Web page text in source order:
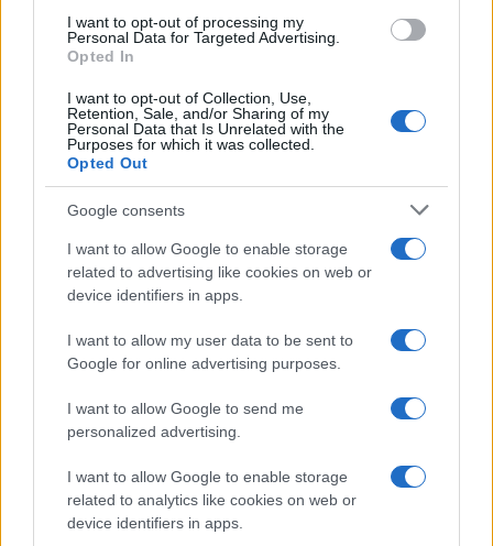
I want to opt-out of processing my
Personal Data for Targeted Advertising.
Opted In
I want to opt-out of Collection, Use,
Retention, Sale, and/or Sharing of my
Personal Data that Is Unrelated with the
Purposes for which it was collected.
Opted Out
Google consents
I want to allow Google to enable storage
related to advertising like cookies on web or
device identifiers in apps.
I want to allow my user data to be sent to
Google for online advertising purposes.
I want to allow Google to send me
personalized advertising.
I want to allow Google to enable storage
related to analytics like cookies on web or
device identifiers in apps.
koje to remete da stavimo na mjesto gdje im
pripada", naglasio je Minić.
On je naveo da su ljudi koalicije koji su bili u
biračkim odborima omalovažavani, proganjani da su
krali izbore, da su nešto namještali, te da je to sve
nakon pobjede promijenjeno.
Prema njegovim riječima, sada je jasno da je
međunarodna zajednica kontaminirala ovaj politički
prostor putem Christiana Schmidta, te da se živi u
jednoj nezdravoj sredini, zbog čega se morala
On je napomenuo da je putem Schmidta instalirano
mnogo negativnih stvari u BiH, te napomenuo da
Sud i Tužilaštvo BiH "kažnjavaju nekoga zato što je
"To se ne dešava, naravno, u FBiH. Ne dešava se ni
kada čujemo rafale na proslavama nekih njihovih